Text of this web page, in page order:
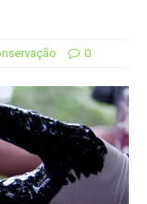
0